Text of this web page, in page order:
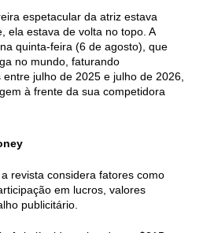
espetacular da atriz estava
ela estava de volta no topo. A
quinta-feira (6 de agosto), que
no mundo, faturando
julho de 2025 e julho de 2026,
à frente da sua competidora
revista considera fatores como
em lucros, valores
publicitário.